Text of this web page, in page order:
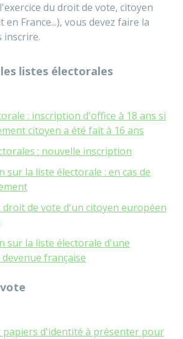
du droit de vote, citoyen
France...), vous devez faire la
inscrire.
listes électorales
: inscription d'office à 18 ans si
citoyen a été fait à 16 ans
: nouvelle inscription
sur la liste électorale : en cas de
droit de vote d'un citoyen européen
sur la liste électorale d'une
française
papiers d'identité à présenter pour